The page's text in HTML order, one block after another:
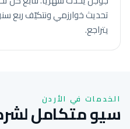
تحديث خوارزمي ونتكيّف ربع
يتراجع.
الخدمات في الأردن
سيو متكامل